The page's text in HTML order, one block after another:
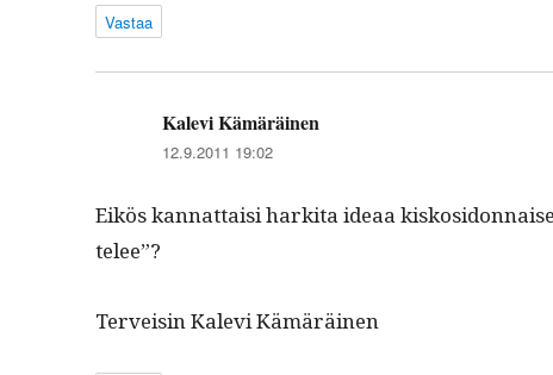
Vastaa
Kalevi Kämäräinen
12.9.2011 19:02
Eikös kan­nat­taisi harki­ta ideaa
telee”?
Ter­veisin Kale­vi Kämäräinen